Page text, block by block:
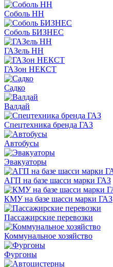
Соболь НН
Соболь БИЗНЕС
ГАЗель НН
ГАЗон НЕКСТ
Садко
Валдай
Спецтехника бренда ГАЗ
Автобусы
Эвакуаторы
АГП на базе шасси марки ГАЗ
КМУ на базе шасси марки ГАЗ
Пассажирские перевозки
Коммунальное хозяйство
Фургоны